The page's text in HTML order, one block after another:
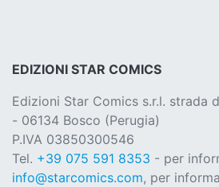
EDIZIONI STAR COMICS
Edizioni Star Comics s.r.l. strada
- 06134 Bosco (Perugia)
P.IVA 03850300546
Tel. +39 075 591 8353 - per
info@starcomics.com, per